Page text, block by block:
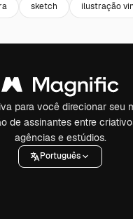
sketch ilustração
para você direcionar seu
de assinantes entre
agências e estúdios.
Português